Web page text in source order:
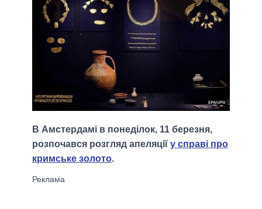
В Амстердамі в понеділок, 11 березня,
розпочався розгляд апеляції у справі про
кримське золото.